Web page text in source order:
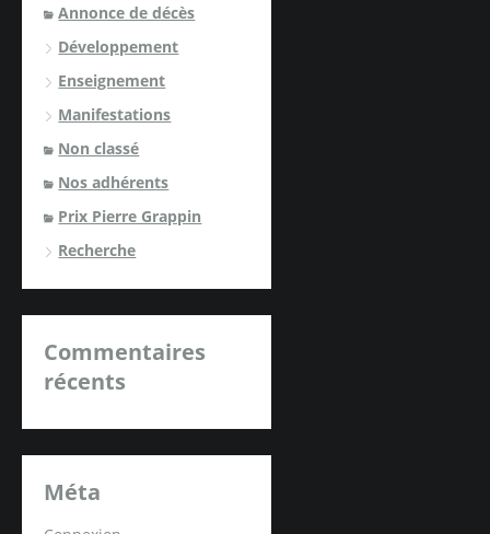
Annonce de décès
Développement
Enseignement
Manifestations
Non classé
Nos adhérents
Prix Pierre Grappin
Recherche
Commentaires
récents
Méta